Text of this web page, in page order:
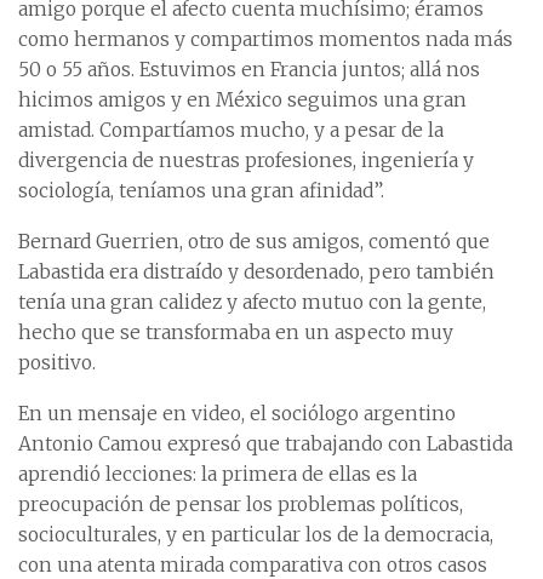
amigo porque el afecto cuenta muchísimo; éramos
como hermanos y compartimos momentos nada más
50 o 55 años. Estuvimos en Francia juntos; allá nos
hicimos amigos y en México seguimos una gran
amistad. Compartíamos mucho, y a pesar de la
divergencia de nuestras profesiones, ingeniería y
sociología, teníamos una gran afinidad”.
Bernard Guerrien, otro de sus amigos, comentó que
Labastida era distraído y desordenado, pero también
tenía una gran calidez y afecto mutuo con la gente,
hecho que se transformaba en un aspecto muy
positivo.
En un mensaje en video, el sociólogo argentino
Antonio Camou expresó que trabajando con Labastida
aprendió lecciones: la primera de ellas es la
preocupación de pensar los problemas políticos,
socioculturales, y en particular los de la democracia,
con una atenta mirada comparativa con otros casos